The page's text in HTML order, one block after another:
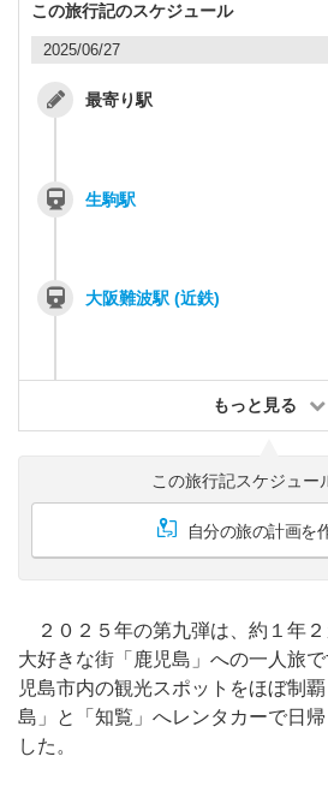
この旅行記のスケジュール
2025/06/27
最寄り駅
生駒駅
大阪難波駅 (近鉄)
もっと見る
この旅行記スケジュー
自分の旅の計画を
２０２５年の第九弾は、約１年
大好きな街「鹿児島」への一人旅
児島市内の観光スポットをほぼ制
島」と「知覧」へレンタカーで日
した。